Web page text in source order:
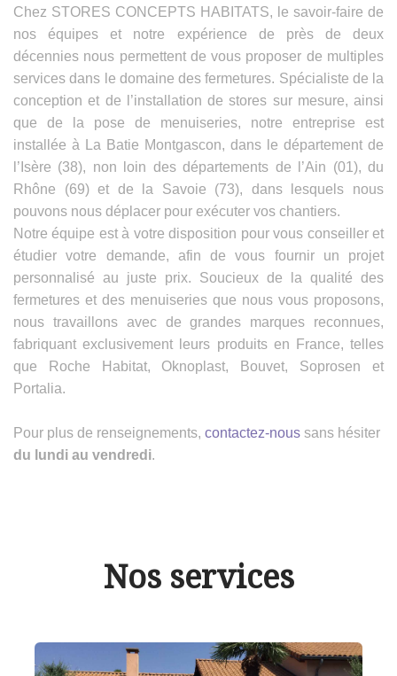
Chez STORES CONCEPTS HABITATS, le savoir-faire de
nos équipes et notre expérience de près de deux
décennies nous permettent de vous proposer de multiples
services dans le domaine des fermetures. Spécialiste de la
conception et de l’installation de stores sur mesure, ainsi
que de la pose de menuiseries, notre entreprise est
installée à La Batie Montgascon, dans le département de
l’Isère (38), non loin des départements de l’Ain (01), du
Rhône (69) et de la Savoie (73), dans lesquels nous
pouvons nous déplacer pour exécuter vos chantiers.
Notre équipe est à votre disposition pour vous conseiller et
étudier votre demande, afin de vous fournir un projet
personnalisé au juste prix. Soucieux de la qualité des
fermetures et des menuiseries que nous vous proposons,
nous travaillons avec de grandes marques reconnues,
fabriquant exclusivement leurs produits en France, telles
que Roche Habitat, Oknoplast, Bouvet, Soprosen et
Portalia.
Pour plus de renseignements, contactez-nous sans hésiter
du lundi au vendredi.
Nos services